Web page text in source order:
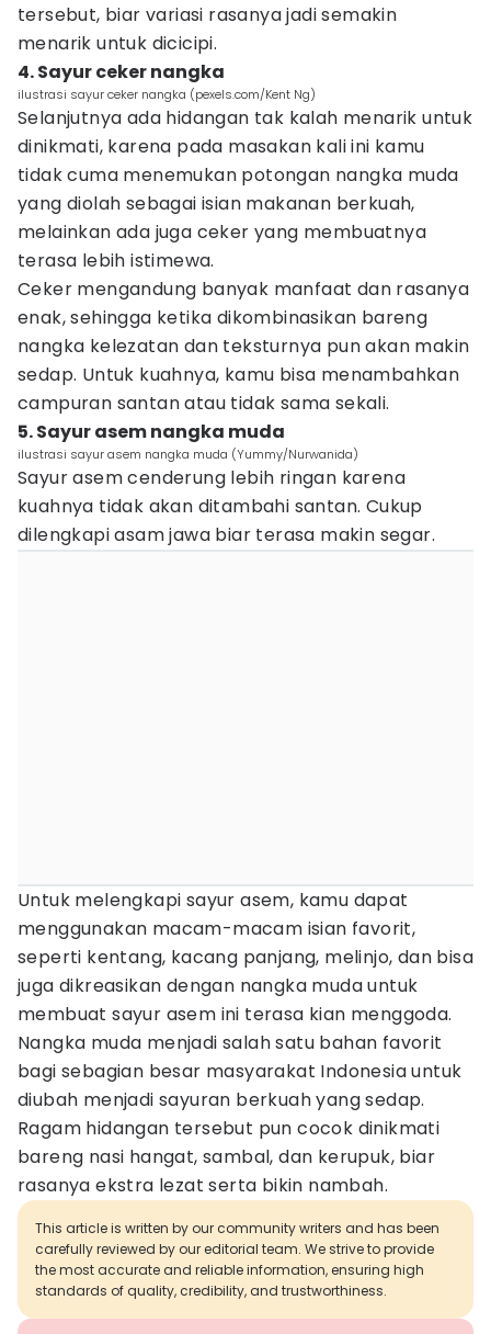
tersebut, biar variasi rasanya jadi semakin
menarik untuk dicicipi.
4. Sayur ceker nangka
ilustrasi sayur ceker nangka (pexels.com/Kent Ng)
Selanjutnya ada hidangan tak kalah menarik untuk
dinikmati, karena pada masakan kali ini kamu
tidak cuma menemukan potongan nangka muda
yang diolah sebagai isian makanan berkuah,
melainkan ada juga ceker yang membuatnya
terasa lebih istimewa.
Ceker mengandung banyak manfaat dan rasanya
enak, sehingga ketika dikombinasikan bareng
nangka kelezatan dan teksturnya pun akan makin
sedap. Untuk kuahnya, kamu bisa menambahkan
campuran santan atau tidak sama sekali.
5. Sayur asem nangka muda
ilustrasi sayur asem nangka muda (Yummy/Nurwanida)
Sayur asem cenderung lebih ringan karena
kuahnya tidak akan ditambahi santan. Cukup
dilengkapi asam jawa biar terasa makin segar.
Untuk melengkapi sayur asem, kamu dapat
menggunakan macam-macam isian favorit,
seperti kentang, kacang panjang, melinjo, dan bisa
juga dikreasikan dengan nangka muda untuk
membuat sayur asem ini terasa kian menggoda.
Nangka muda menjadi salah satu bahan favorit
bagi sebagian besar masyarakat Indonesia untuk
diubah menjadi sayuran berkuah yang sedap.
Ragam hidangan tersebut pun cocok dinikmati
bareng nasi hangat, sambal, dan kerupuk, biar
rasanya ekstra lezat serta bikin nambah.
This article is written by our community writers and has been
carefully reviewed by our editorial team. We strive to provide
the most accurate and reliable information, ensuring high
standards of quality, credibility, and trustworthiness.